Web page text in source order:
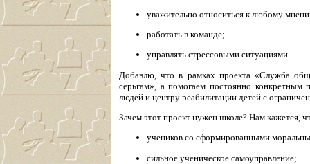
уважительно относиться к любому
работать в команде;
управлять стрессовыми ситуациями.
Добавлю, что в рамках проекта «Служба
серьгам», а помогаем постоянно
людей и центру реабилитации детей с
Зачем этот проект нужен школе? Нам кажется,
учеников со сформированными
сильное ученическое самоуправление;